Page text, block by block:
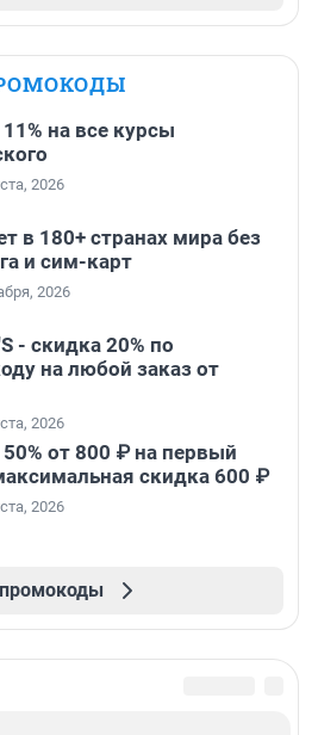
на все курсы
2026
в 180+ странах мира без
и сим-карт
2026
- скидка 20% по
на любой заказ от
2026
от 800 ₽ на первый
скидка 600 ₽
2026